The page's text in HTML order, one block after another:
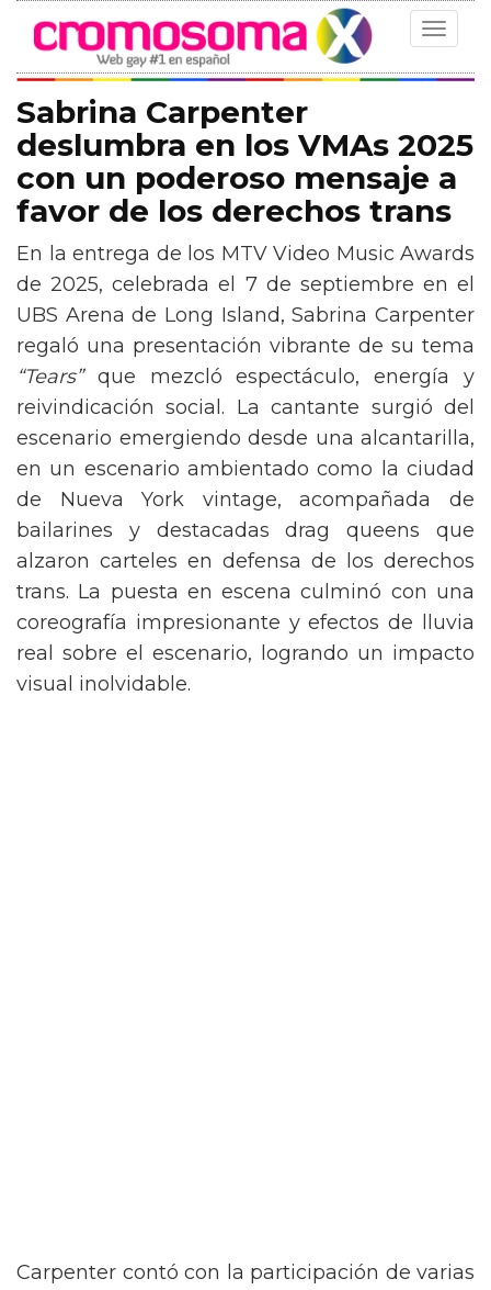
Toggle
Sabrina Carpenter
deslumbra en los VMAs 2025
con un poderoso mensaje a
favor de los derechos trans
En la entrega de los MTV Video Music Awards
de 2025, celebrada el 7 de septiembre en el
UBS Arena de Long Island, Sabrina Carpenter
regaló una presentación vibrante de su tema
“Tears”que mezcló espectáculo, energía y
reivindicación social. La cantante surgió del
escenario emergiendo desde una alcantarilla,
en un escenario ambientado como la ciudad
de Nueva York vintage, acompañada de
bailarines y destacadas drag queens que
alzaron carteles en defensa de los derechos
trans. La puesta en escena culminó con una
coreografía impresionante y efectos de lluvia
real sobre el escenario, logrando un impacto
visual inolvidable.
Carpenter contó con la participación de varias